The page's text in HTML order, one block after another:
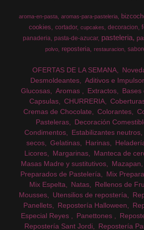
aroma-en-pasta aromas-para-pasteleria
cookies cortador cupcakes decoracion
panaderia pasta-de-azucar pasteleria
polvo
reposteria restauracion
OFERTAS DE LA SEMANA
Desmoldeantes
Aditivos e
Glucosas
Aromas Extractos Bases
Capsulas
CHURRERIA
Cremas de Chocolate
Colorantes
Pasteleras
Decoración
Condimentos
Estabilizantes neutros
secos
Gelatinas Harinas
Licores
Margarinas Manteca de
Masas Madre y sustitutivos
Mazapan
Preparados de Pastelería
Mix
Mix Espelta
Natas Rellenos de
Mousses
Utensilios de repostería
Panellets
Repostería Halloween
Especial Reyes
Panettones
Repostería Sant Jordi
Repostería